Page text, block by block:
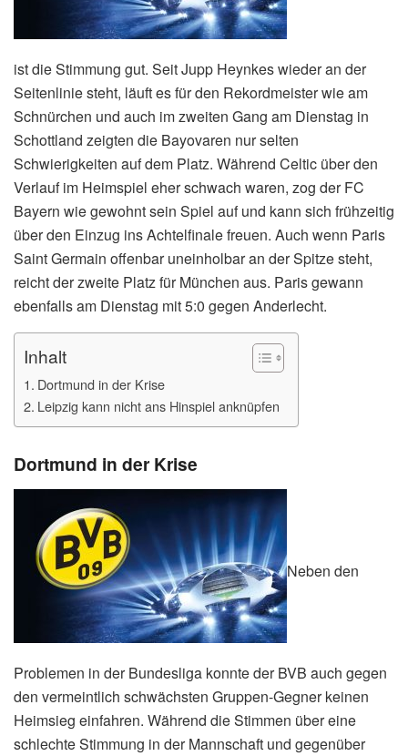
ist die Stimmung gut. Seit Jupp Heynkes wieder an der
Seitenlinie steht, läuft es für den Rekordmeister wie am
Schnürchen und auch im zweiten Gang am Dienstag in
Schottland zeigten die Bayovaren nur selten
Schwierigkeiten auf dem Platz. Während Celtic über den
Verlauf im Heimspiel eher schwach waren, zog der FC
Bayern wie gewohnt sein Spiel auf und kann sich frühzeitig
über den Einzug ins Achtelfinale freuen. Auch wenn Paris
Saint Germain offenbar uneinholbar an der Spitze steht,
reicht der zweite Platz für München aus. Paris gewann
ebenfalls am Dienstag mit 5:0 gegen Anderlecht.
Inhalt
Dortmund in der Krise
Leipzig kann nicht ans Hinspiel anknüpfen
Dortmund in der Krise
Neben den
Problemen in der Bundesliga konnte der BVB auch gegen
den vermeintlich schwächsten Gruppen-Gegner keinen
Heimsieg einfahren. Während die Stimmen über eine
schlechte Stimmung in der Mannschaft und gegenüber